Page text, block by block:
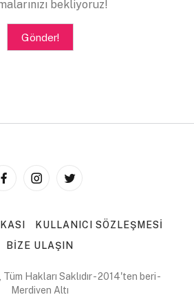
da iş üstündesin.
bakarsın?”
de açmasam olur. Hmm, belki
yaşıyor, uzakta hem. Ben
bekliyoruz!
Gönder!
KULLANICI SÖZLEŞMESI
BIZE ULAŞIN
Hakları Saklıdır - 2014'ten beri -
Merdiven Altı